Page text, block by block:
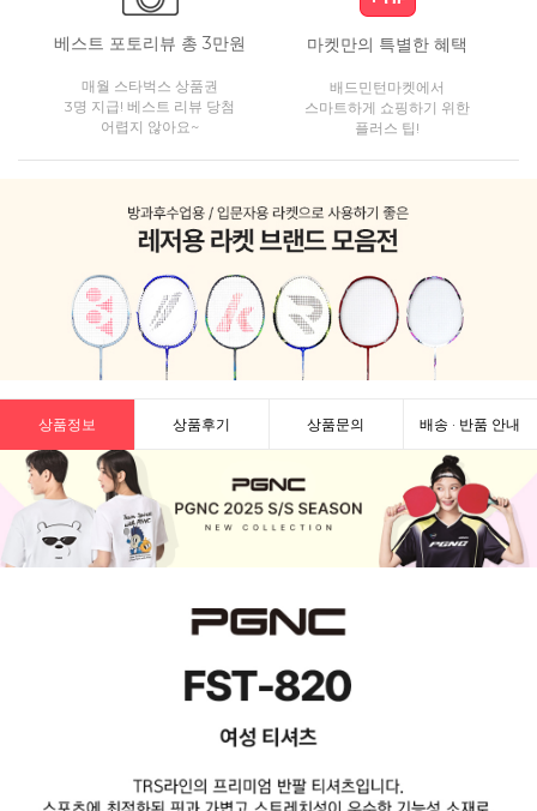
베스트 포토리뷰 총 3만원
매월 스타벅스 상품권
3명 지급! 베스트 리뷰 당첨
어렵지 않아요~
마켓만의 특별한 혜택
배드민턴마켓에서
스마트하게 쇼핑하기 위한
플러스 팁!
상품정보 상품후기 상품문의 배송 · 반품 안내